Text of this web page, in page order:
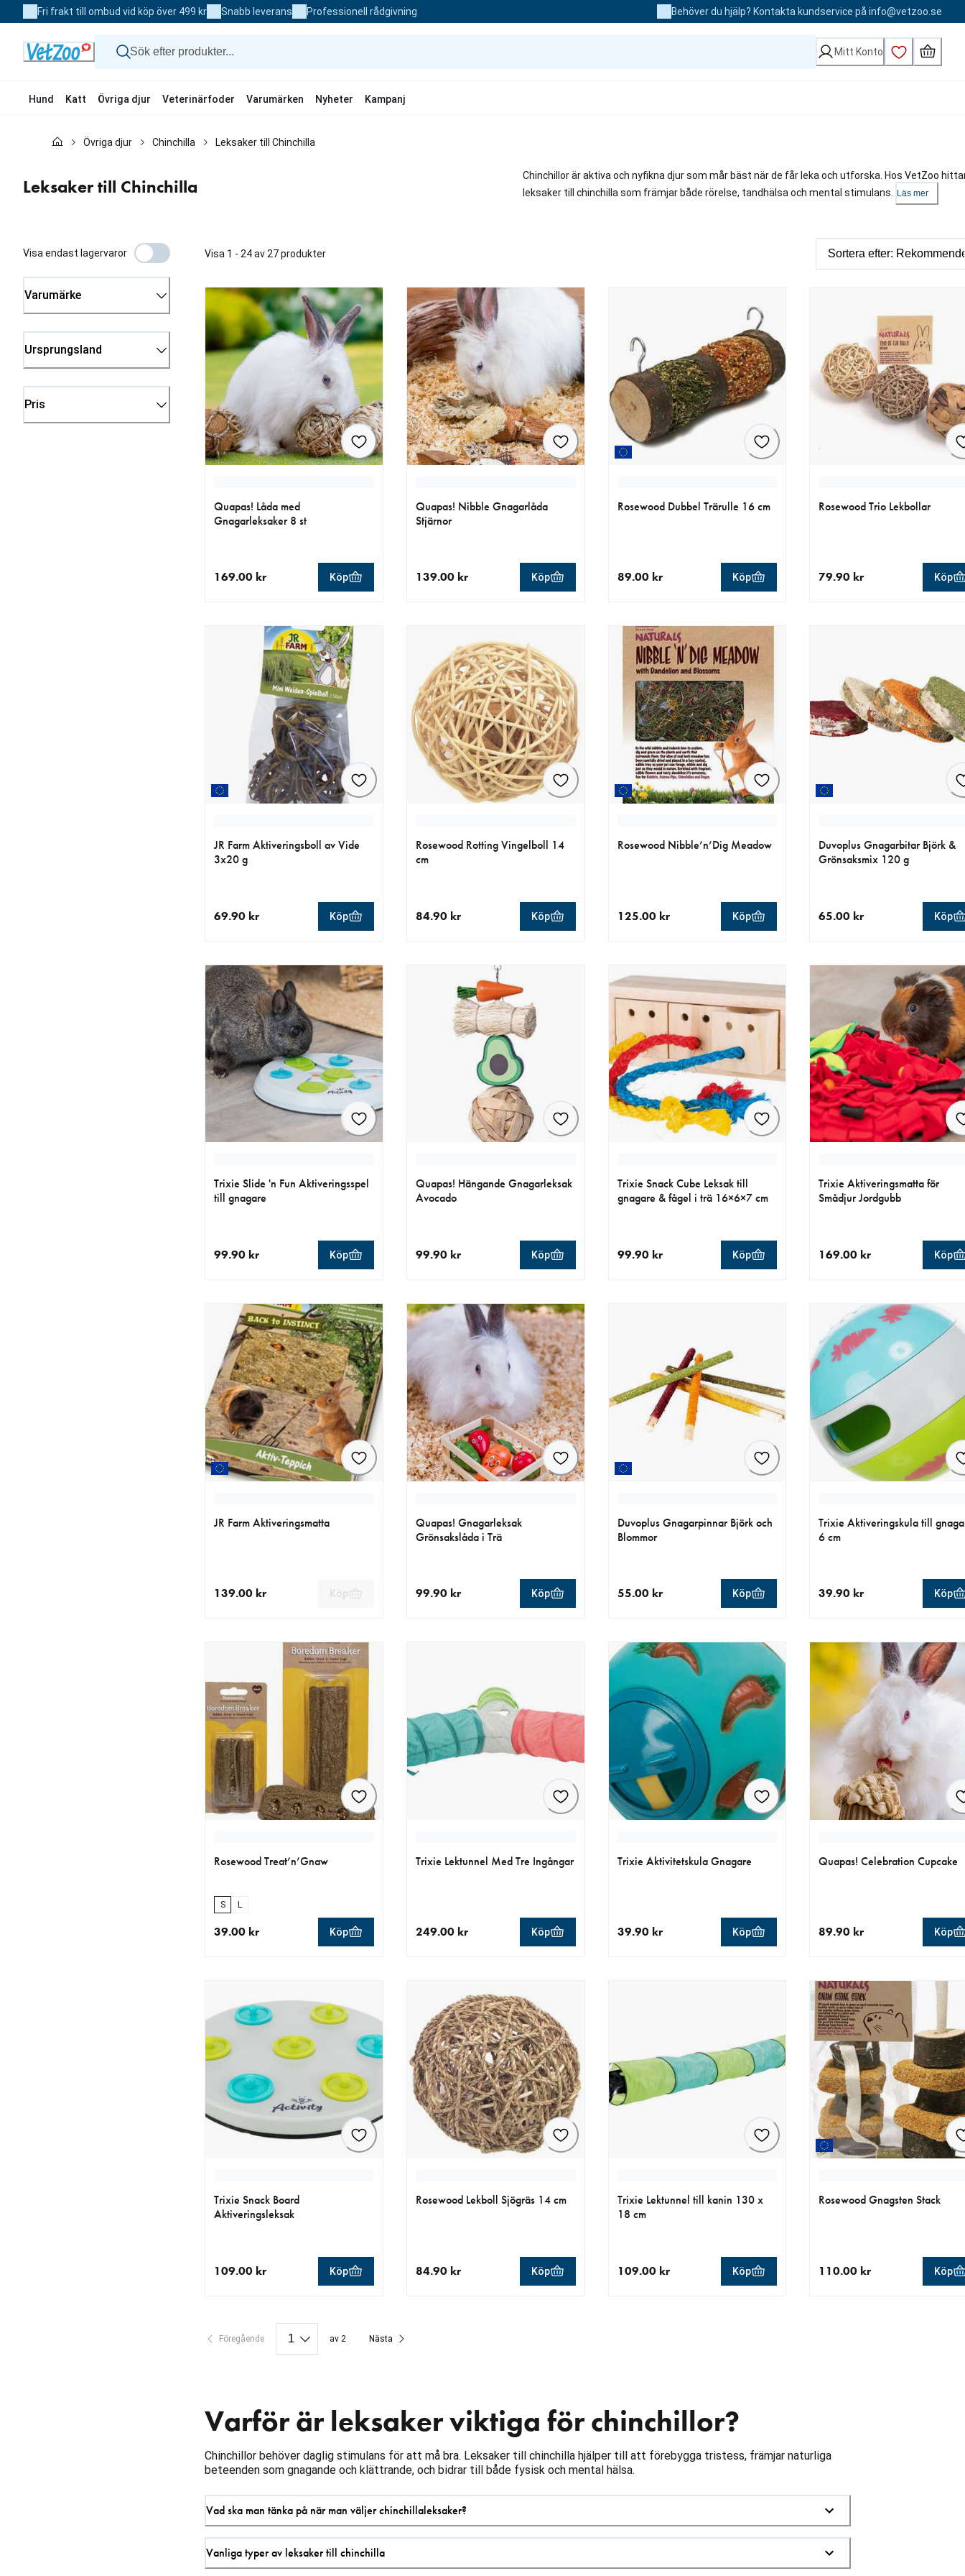
to
Fri frakt till ombud vid köp över 499 kr Snabb leverans Professionell rådgivning Behöver du hjälp? Kontakta kundservice på info@vetzoo.se
Mitt Konto
Hund Katt Övriga djur Veterinärfoder Varumärken Nyheter Kampanj
Varumärken
Övriga djur Chinchilla Leksaker till Chinchilla
Leksaker till Chinchilla
Chinchillor är aktiva och nyfikna djur som mår bäst när de får leka och utforska. Hos VetZoo
leksaker till chinchilla som främjar både rörelse, tandhälsa och mental stimulans.
Läs mer
Visa endast lagervaror
Varumärke
Ursprungsland
Pris
Visa 1 - 24 av 27 produkter
Quapas! Låda med
Gnagarleksaker 8 st
169.00 kr Köp
Quapas! Nibble Gnagarlåda
Stjärnor
139.00 kr Köp
Rosewood Dubbel Trärulle 16 cm
89.00 kr Köp
Rosewood Trio Lekbollar
79.90 kr Köp
JR Farm Aktiveringsboll av Vide
3x20 g
69.90 kr Köp
Rosewood Rotting Vingelboll 14
cm
84.90 kr Köp
Rosewood Nibble’n’Dig Meadow
125.00 kr Köp
Duvoplus Gnagarbitar Björk &
Grönsaksmix 120 g
65.00 kr Köp
Trixie Slide 'n Fun Aktiveringsspel
till gnagare
99.90 kr Köp
Quapas! Hängande Gnagarleksak
Avocado
99.90 kr Köp
Trixie Snack Cube Leksak till
gnagare & fågel i trä 16×6×7 cm
99.90 kr Köp
Trixie Aktiveringsmatta för
Smådjur Jordgubb
169.00 kr Köp
JR Farm Aktiveringsmatta
139.00 kr Köp
Quapas! Gnagarleksak
Grönsakslåda i Trä
99.90 kr Köp
Duvoplus Gnagarpinnar Björk och
Blommor
55.00 kr Köp
Trixie Aktiveringskula till
6 cm
39.90 kr Köp
Rosewood Treat’n’Gnaw
S L
39.00 kr Köp
Trixie Lektunnel Med Tre Ingångar
249.00 kr Köp
Trixie Aktivitetskula Gnagare
39.90 kr Köp
Quapas! Celebration Cupcake
89.90 kr Köp
Trixie Snack Board
Aktiveringsleksak
109.00 kr Köp
Rosewood Lekboll Sjögräs 14 cm
84.90 kr Köp
Trixie Lektunnel till kanin 130 x
18 cm
109.00 kr Köp
Rosewood Gnagsten Stack
110.00 kr Köp
Föregående av 2 Nästa
Varför är leksaker viktiga för chinchillor?
Chinchillor behöver daglig stimulans för att må bra. Leksaker till chinchilla hjälper till att förebygga tristess, främjar naturliga
beteenden som gnagande och klättrande, och bidrar till både fysisk och mental hälsa.
Vad ska man tänka på när man väljer chinchillaleksaker?
Vanliga typer av leksaker till chinchilla